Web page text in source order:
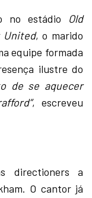
no estádio Old
United, o marido
equipe formada
ilustre do
de se aquecer
, escreveu
directioners a
O cantor já